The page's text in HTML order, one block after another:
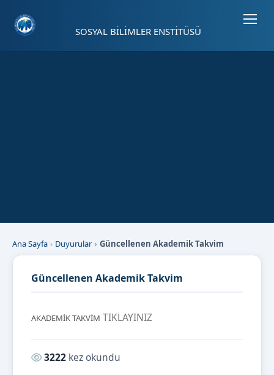
SOSYAL BİLİMLER ENSTİTÜSÜ
Ana Sayfa Duyurular Güncellenen Akademik Takvim
Güncellenen Akademik Takvim
AKADEMİK TAKVİM TIKLAYINIZ
Okunma sayısı:
3222 kez okundu